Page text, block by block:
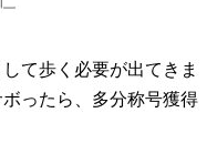
て歩く必要が出てきま
ったら、多分称号獲得